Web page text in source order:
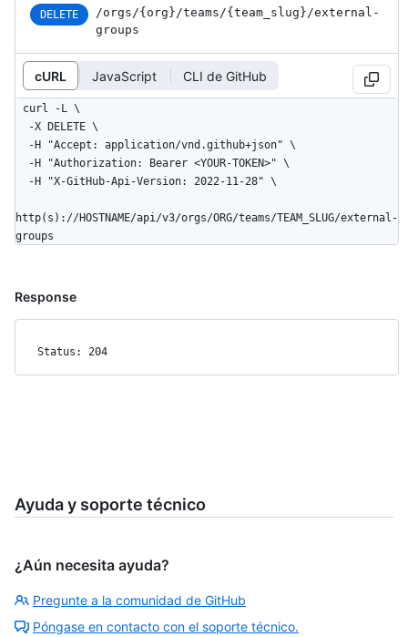
DELETE /orgs/{org}/teams/{team_ slug}/external-
groups
cURL JavaScript CLI de GitHub
curl -L \
http(s)://HOSTNAME/api/v3/orgs/ORG/teams/TEAM_SLUG/external-
groups
Response
Status: 204
Ayuda y soporte técnico
¿Aún necesita ayuda?
Pregunte a la comunidad de GitHub
Póngase en contacto con el soporte técnico.